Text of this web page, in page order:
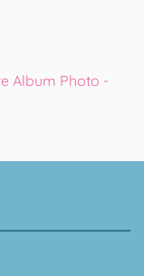
Album Photo -